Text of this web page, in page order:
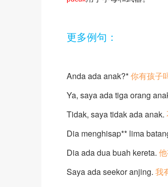
更多例句：
Anda ada anak?*你有孩子
Ya, saya ada tiga orang
Tidak, saya tidak ada anak.
Dia menghisap** lima
Dia ada dua buah kereta.
Saya ada seekor anjing. 我